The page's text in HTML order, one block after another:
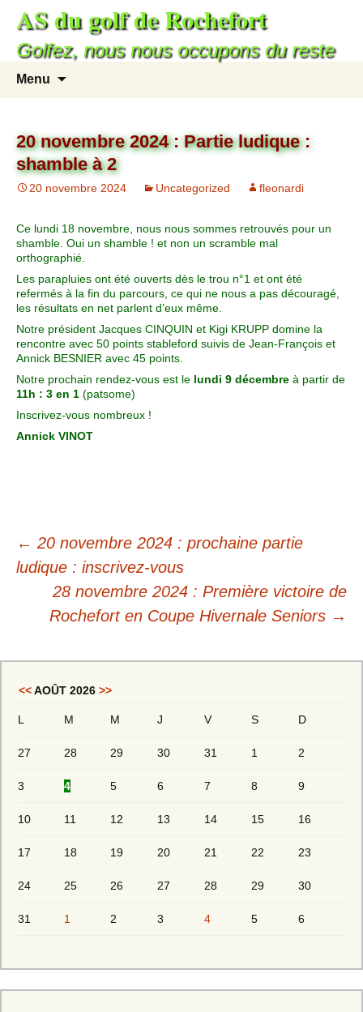
AS du golf de Rochefort
Golfez, nous nous occupons du reste
Menu
20 novembre 2024 : Partie ludique :
shamble à 2
20 novembre 2024 Uncategorized fleonardi
Ce lundi 18 novembre, nous nous sommes retrouvés pour un
shamble. Oui un shamble ! et non un scramble mal
orthographié.
Les parapluies ont été ouverts dès le trou n°1 et ont été
refermés à la fin du parcours, ce qui ne nous a pas découragé,
les résultats en net parlent d’eux même.
Notre président Jacques CINQUIN et Kigi KRUPP domine la
rencontre avec 50 points stableford suivis de Jean-François et
Annick BESNIER avec 45 points.
Notre prochain rendez-vous est le lundi 9 décembre à partir de
11h : 3 en 1 (patsome)
Inscrivez-vous nombreux !
Annick VINOT
← 20 novembre 2024 : prochaine partie
ludique : inscrivez-vous
28 novembre 2024 : Première victoire de
Rochefort en Coupe Hivernale Seniors →
<<AOÛT 2026 >>
L M M J V S D
27 28 29 30 31 1 2
3 4 5 6 7 8 9
10 11 12 13 14 15 16
17 18 19 20 21 22 23
24 25 26 27 28 29 30
31 1 2 3 4 5 6